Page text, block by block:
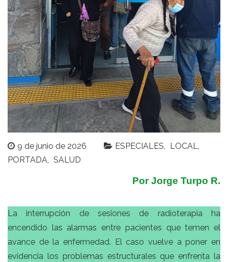
9 de junio de 2026 ESPECIALES
LOCAL
PORTADA
SALUD
Por Jorge Turpo R.
La interrupción de sesiones de radioterapia ha
encendido las alarmas entre pacientes que temen el
avance de la enfermedad. El caso vuelve a poner en
evidencia los problemas estructurales que enfrenta la